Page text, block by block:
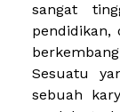
sangat
pendidikan,
Sesuatu
sebuah